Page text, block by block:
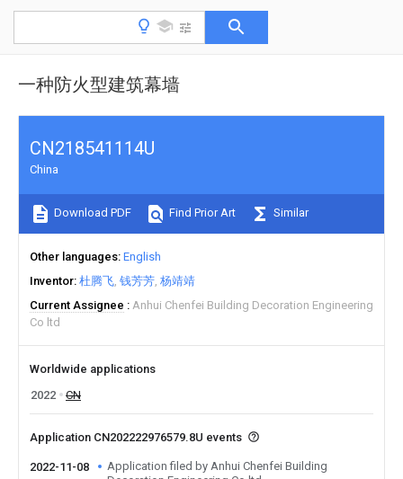
一种防火型建筑幕墙
CN218541114U
China
Download PDF Find Prior Art Similar
Other languages English
Inventor 杜腾飞 钱芳芳 杨靖靖
Current Assignee
Anhui Chenfei Building Decoration Engineering
Co ltd
Worldwide applications
2022
CN
Application CN202222976579.8U events
2022-11-08
Application filed by Anhui Chenfei Building